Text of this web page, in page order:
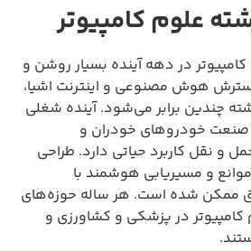
علوم کامپیوتر
در دهه آینده بسیار روشن و
هوش مصنوعی و اینترنت اشیا،
چندین برابر می‌شود. آینده شغلی
صنعت خودروهای خودران و
نقل کاربرد حیاتی دارد. طراحی
و مسیریابی هوشمند با
ممکن شده است. هر ساله حوزه‌های
کامپیوتر در پزشکی و کشاورزی و